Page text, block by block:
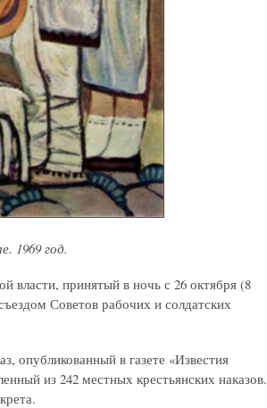
1969 год.
принятый в ночь с 26 октября (8
Советов рабочих и солдатских
опубликованный в газете «Известия
из 242 местных крестьянских наказов.